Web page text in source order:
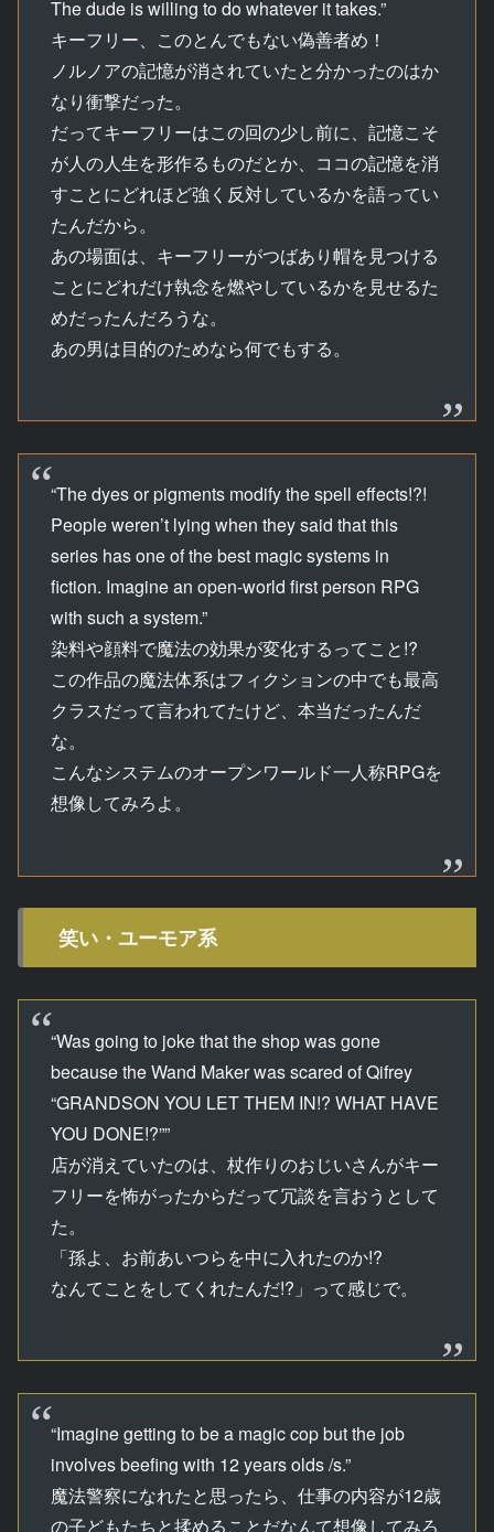
The dude is willing to do whatever it takes.”
キーフリー、このとんでもない偽善者め！
ノルノアの記憶が消されていたと分かったのはか
なり衝撃だった。
だってキーフリーはこの回の少し前に、記憶こそ
が人の人生を形作るものだとか、ココの記憶を消
すことにどれほど強く反対しているかを語ってい
たんだから。
あの場面は、キーフリーがつばあり帽を見つける
ことにどれだけ執念を燃やしているかを見せるた
めだったんだろうな。
あの男は目的のためなら何でもする。
“The dyes or pigments modify the spell effects!?!
People weren’t lying when they said that this
series has one of the best magic systems in
fiction. Imagine an open-world first person RPG
with such a system.”
染料や顔料で魔法の効果が変化するってこと!?
この作品の魔法体系はフィクションの中でも最高
クラスだって言われてたけど、本当だったんだ
な。
こんなシステムのオープンワールド一人称RPGを
想像してみろよ。
笑い・ユーモア系
“Was going to joke that the shop was gone
because the Wand Maker was scared of Qifrey
“GRANDSON YOU LET THEM IN!? WHAT HAVE
YOU DONE!?””
店が消えていたのは、杖作りのおじいさんがキー
フリーを怖がったからだって冗談を言おうとして
た。
「孫よ、お前あいつらを中に入れたのか!?
なんてことをしてくれたんだ!?」って感じで。
“Imagine getting to be a magic cop but the job
involves beefing with 12 years olds /s.”
魔法警察になれたと思ったら、仕事の内容が12歳
の子どもたちと揉めることだなんて想像してみろ